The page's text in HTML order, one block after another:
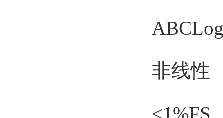
非线性
<1%FS